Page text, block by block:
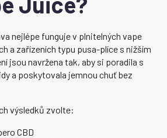
nejlépe funguje v plnitelných vape
a zařízeních typu pusa-plíce s nižším
jsou navržena tak, aby si poradila s
a poskytovala jemnou chuť bez
výsledků zvolte:
CBD